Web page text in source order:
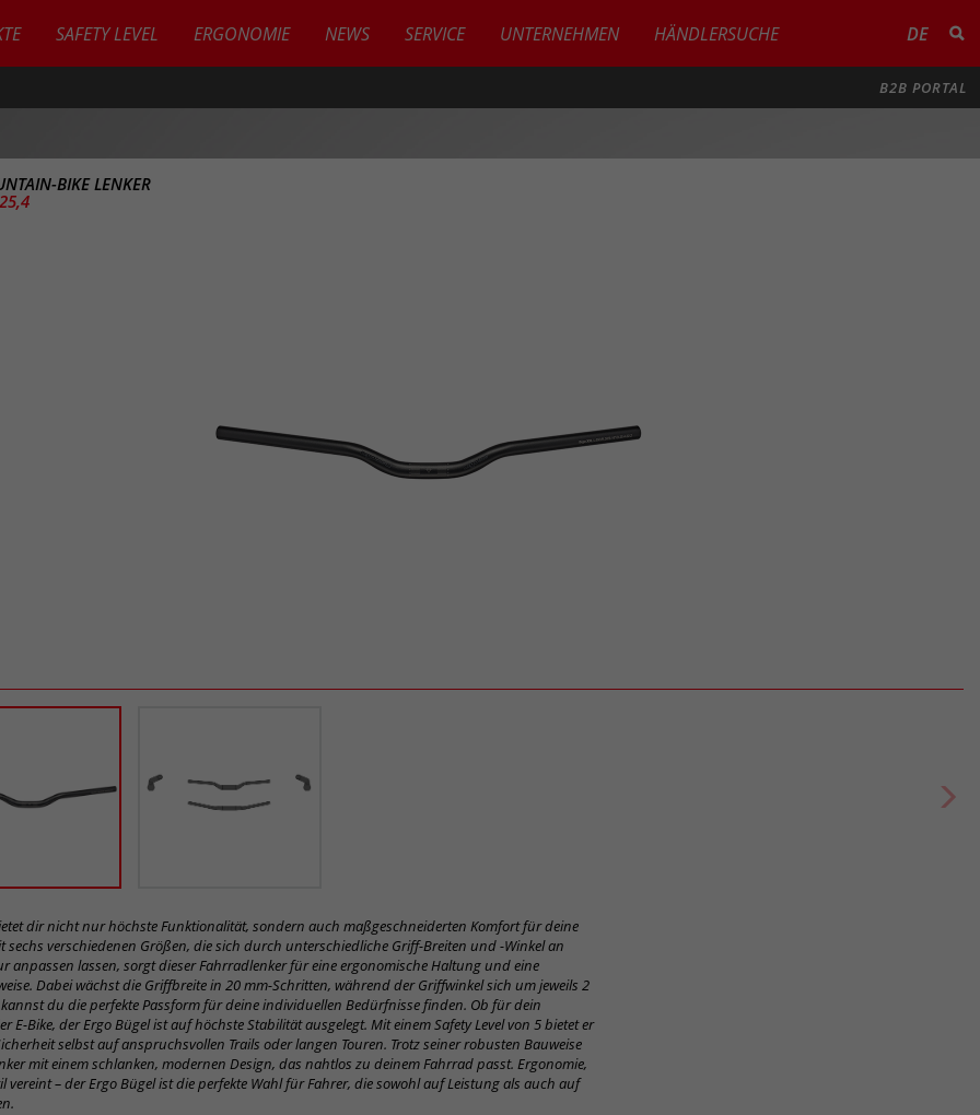
SAFETY LEVEL ERGONOMIE NEWS SERVICE UNTERNEHMEN HÄNDLERSUCHE DE
B2B PORTAL
BIKE LENKER
dir nicht nur höchste Funktionalität, sondern auch maßgeschneiderten Komfort für deine
sechs verschiedenen Größen, die sich durch unterschiedliche Griff-Breiten und -Winkel an
anpassen lassen, sorgt dieser Fahrradlenker für eine ergonomische Haltung und eine
Dabei wächst die Griffbreite in 20 mm-Schritten, während der Griffwinkel sich um jeweils 2
du die perfekte Passform für deine individuellen Bedürfnisse finden. Ob für dein
E-Bike, der Ergo Bügel ist auf höchste Stabilität ausgelegt. Mit einem Safety Level von 5 bietet er
selbst auf anspruchsvollen Trails oder langen Touren. Trotz seiner robusten Bauweise
mit einem schlanken, modernen Design, das nahtlos zu deinem Fahrrad passt. Ergonomie,
vereint – der Ergo Bügel ist die perfekte Wahl für Fahrer, die sowohl auf Leistung als auch auf